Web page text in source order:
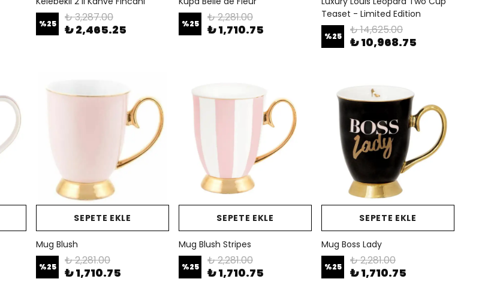
%25 ₺ 3,287.00
₺ 2,465.25 %25 ₺ 2,281.00
₺ 1,710.75
Teaset - Limited Edition
%25 ₺ 14,625.00
₺ 10,968.75
SEPETE EKLE
Mug Blush
%25 ₺ 2,281.00
₺ 1,710.75
SEPETE EKLE
Mug Blush Stripes
%25 ₺ 2,281.00
₺ 1,710.75
SEPETE EKLE
Mug Boss Lady
%25 ₺ 2,281.00
₺ 1,710.75